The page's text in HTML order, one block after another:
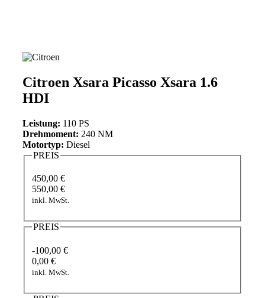
Citroen Xsara Picasso Xsara 1.6
HDI
Leistung: 110 PS
Drehmoment: 240 NM
Motortyp: Diesel
PREIS
450,00 €
550,00 €
inkl. MwSt.
PREIS
-100,00 €
0,00 €
inkl. MwSt.